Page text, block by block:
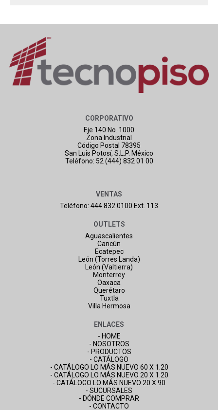
CORPORATIVO
Eje 140 No. 1000
Zona Industrial
Código Postal 78395
San Luis Potosí, S.L.P. México
Teléfono: 52 (444) 832 01 00
VENTAS
Teléfono: 444 832 0100 Ext. 113
OUTLETS
Aguascalientes
Cancún
Ecatepec
León (Torres Landa)
León (Valtierra)
Monterrey
Oaxaca
Querétaro
Tuxtla
Villa Hermosa
ENLACES
- HOME
- NOSOTROS
- PRODUCTOS
- CATÁLOGO
- CATÁLOGO LO MÁS NUEVO 60 X 1.20
- CATÁLOGO LO MÁS NUEVO 20 X 1.20
- CATÁLOGO LO MÁS NUEVO 20 X 90
- SUCURSALES
- DÓNDE COMPRAR
- CONTACTO